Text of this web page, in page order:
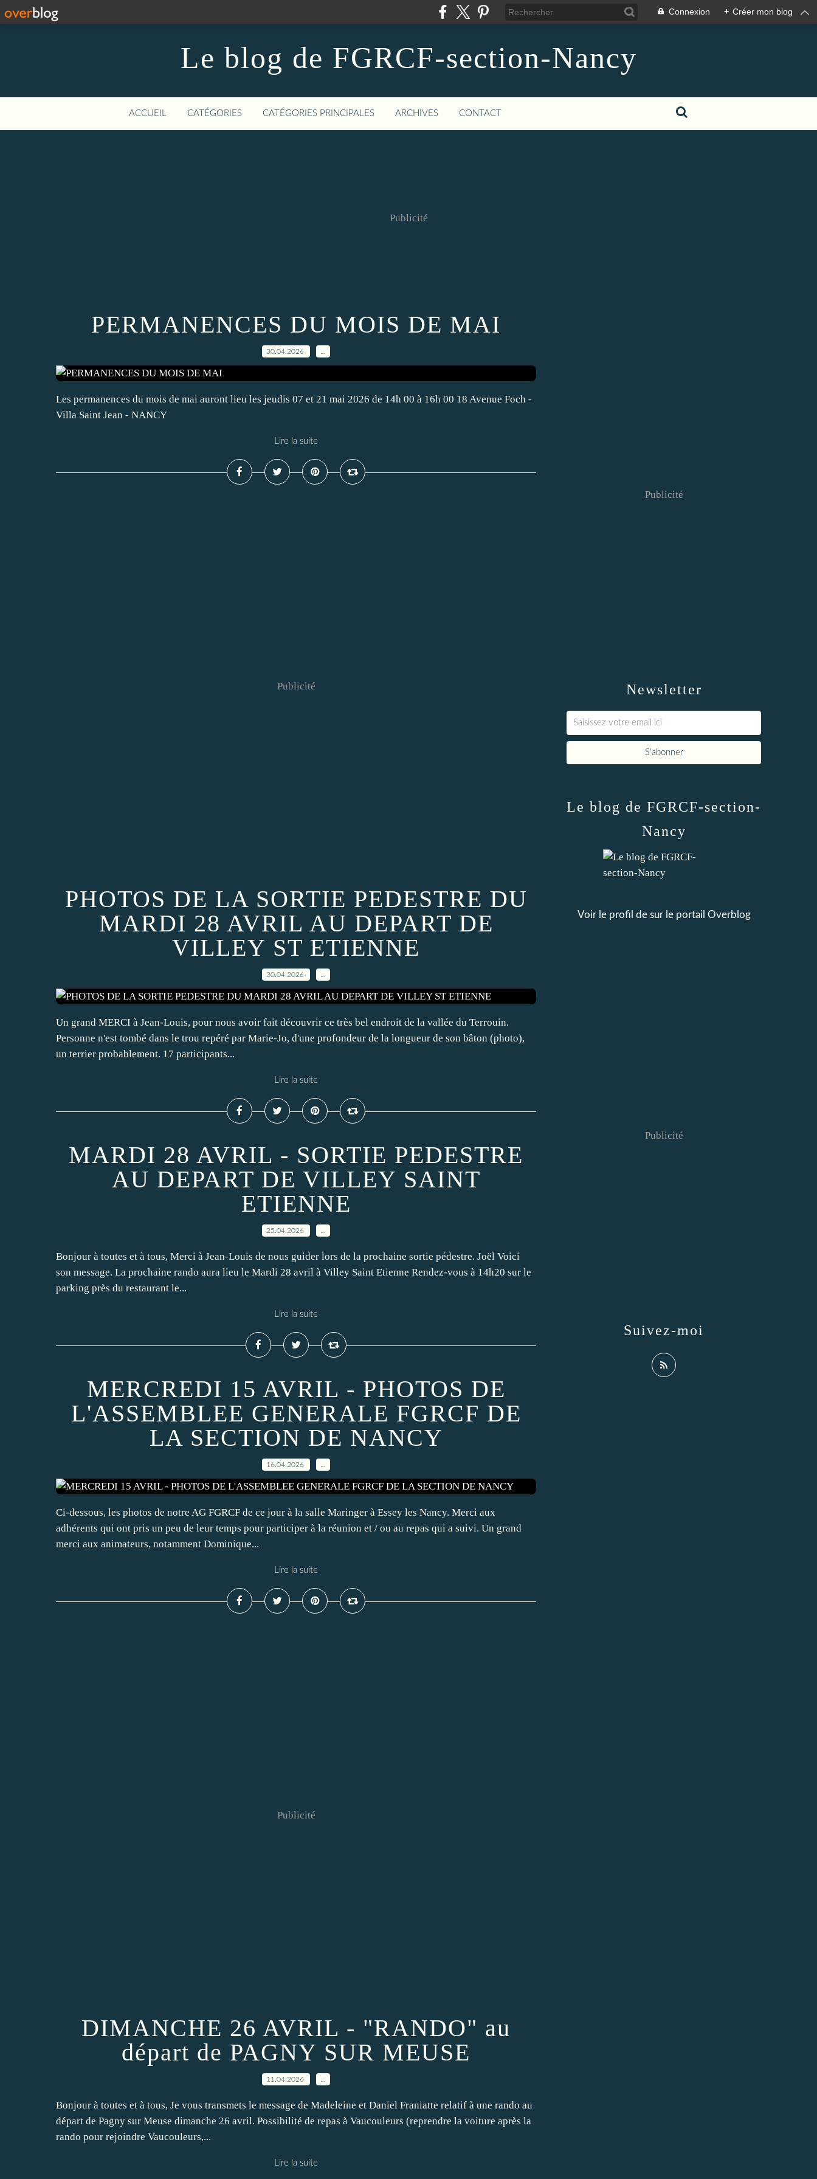
Connexion + Créer mon blog
Le blog de FGRCF-section-Nancy
ACCUEIL CATÉGORIES CATÉGORIES PRINCIPALES ARCHIVES CONTACT
Publicité
PERMANENCES DU MOIS DE MAI
30.04.2026
Les permanences du mois de mai auront lieu les jeudis 07 et 21 mai 2026 de 14h 00 à 16h 00 18 Avenue Foch -
Villa Saint Jean - NANCY
Lire la suite
Publicité
PHOTOS DE LA SORTIE PEDESTRE DU
MARDI 28 AVRIL AU DEPART DE
VILLEY ST ETIENNE
30.04.2026
Un grand MERCI à Jean-Louis, pour nous avoir fait découvrir ce très bel endroit de la vallée du Terrouin.
Personne n'est tombé dans le trou repéré par Marie-Jo, d'une profondeur de la longueur de son bâton (photo),
un terrier probablement. 17 participants...
Lire la suite
MARDI 28 AVRIL - SORTIE PEDESTRE
AU DEPART DE VILLEY SAINT
ETIENNE
25.04.2026
Bonjour à toutes et à tous, Merci à Jean-Louis de nous guider lors de la prochaine sortie pédestre. Joël Voici
son message. La prochaine rando aura lieu le Mardi 28 avril à Villey Saint Etienne Rendez-vous à 14h20 sur le
parking près du restaurant le...
Lire la suite
MERCREDI 15 AVRIL - PHOTOS DE
L'ASSEMBLEE GENERALE FGRCF DE
LA SECTION DE NANCY
16.04.2026
Ci-dessous, les photos de notre AG FGRCF de ce jour à la salle Maringer à Essey les Nancy. Merci aux
adhérents qui ont pris un peu de leur temps pour participer à la réunion et / ou au repas qui a suivi. Un grand
merci aux animateurs, notamment Dominique...
Lire la suite
Publicité
DIMANCHE 26 AVRIL - "RANDO" au
départ de PAGNY SUR MEUSE
11.04.2026
Bonjour à toutes et à tous, Je vous transmets le message de Madeleine et Daniel Franiatte relatif à une rando au
départ de Pagny sur Meuse dimanche 26 avril. Possibilité de repas à Vaucouleurs (reprendre la voiture après la
rando pour rejoindre Vaucouleurs,...
Lire la suite
Newsletter
Publicité
Le blog de FGRCF-section-
Nancy
Voir le profil de sur le portail Overblog
Suivez-moi
Publicité